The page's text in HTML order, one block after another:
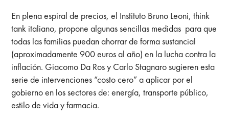
En plena espiral de precios, el Instituto Bruno Leoni, think
tank italiano, propone algunas sencillas medidas para que
todas las familias puedan ahorrar de forma sustancial
(aproximadamente 900 euros al año) en la lucha contra la
inflación. Giacomo Da Ros y Carlo Stagnaro sugieren esta
serie de intervenciones “costo cero” a aplicar por el
gobierno en los sectores de: energía, transporte público,
estilo de vida y farmacia.